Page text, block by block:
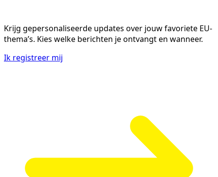
Krijg gepersonaliseerde updates over jouw favoriete EU-
thema’s. Kies welke berichten je ontvangt en wanneer.
Ik registreer mij